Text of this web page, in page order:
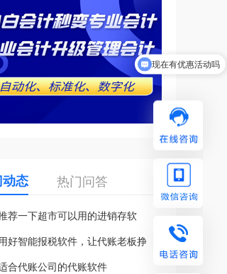
态 热门问答
荐一下超市可以用的进销存软
好智能报税软件，让代账老板挣
合代账公司的代账软件
现在有优惠活动吗